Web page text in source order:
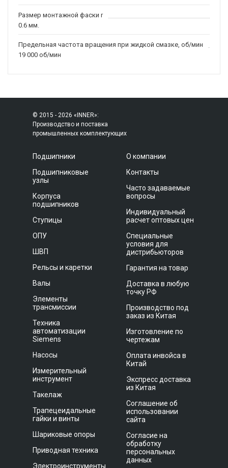
Размер монтажной фаски r
0.6 мм.
Предельная частота вращения при жидкой смазке, об/мин
19 000 об/мин
© 2015 - 2026 «INNER»:
Производство и поставка
промышленных комплектующих
Подшипники
Подшипниковые
узлы
Корпуса
подшипников
Ступицы
ОПУ
ШВП
Рельсы и каретки
Валы
Элементы
трансмиссии
Техника
автоматизации
Siemens
Насосы
Измерительный
инструмент
Такелаж
Трапецеидальные
гайки и винты
Шариковые опоры
Приводная техника
Электроинструменты
О компании
Контакты
Часто задаваемые
вопросы
Индивидуальный
расчет оптовых цен
Специальные
условия для
дистрибьюторов
Гарантия на товар
Доставка в любую
точку РФ
Производство под
заказ из Китая
Изготовление по
чертежам
Оплата инвойса в
Китай
Экспресс доставка
из Китая
Соглашение об
использовании
сайта
Согласие на
обработку
персональных
данных